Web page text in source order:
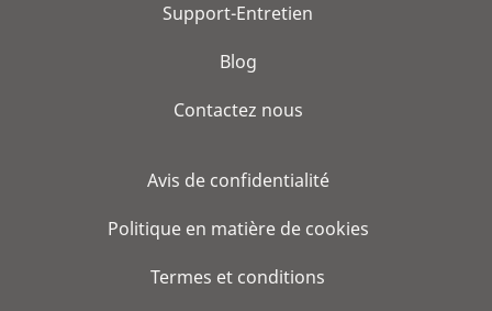
Support-Entretien
Blog
Contactez nous
Avis de confidentialité
Politique en matière de cookies
Termes et conditions